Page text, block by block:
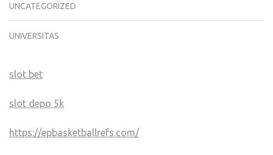
UNCATEGORIZED
UNIVERSITAS
slot bet
slot depo 5k
https://epbasketballrefs.com/